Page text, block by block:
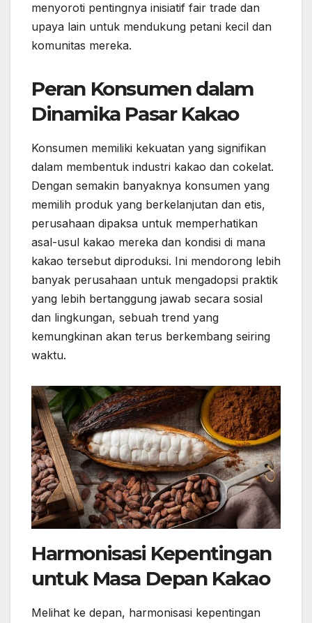
menyoroti pentingnya inisiatif fair trade dan
upaya lain untuk mendukung petani kecil dan
komunitas mereka.
Peran Konsumen dalam
Dinamika Pasar Kakao
Konsumen memiliki kekuatan yang signifikan
dalam membentuk industri kakao dan cokelat.
Dengan semakin banyaknya konsumen yang
memilih produk yang berkelanjutan dan etis,
perusahaan dipaksa untuk memperhatikan
asal-usul kakao mereka dan kondisi di mana
kakao tersebut diproduksi. Ini mendorong lebih
banyak perusahaan untuk mengadopsi praktik
yang lebih bertanggung jawab secara sosial
dan lingkungan, sebuah trend yang
kemungkinan akan terus berkembang seiring
waktu.
Harmonisasi Kepentingan
untuk Masa Depan Kakao
Melihat ke depan, harmonisasi kepentingan